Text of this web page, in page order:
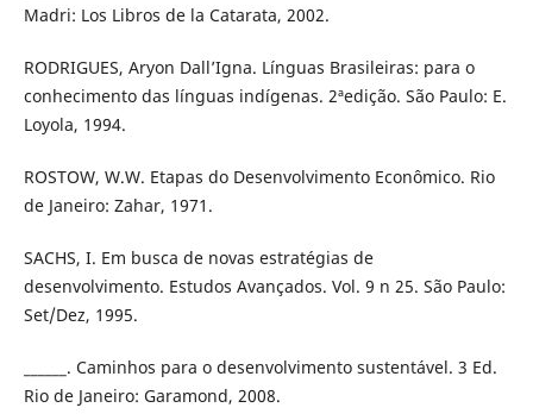
Madri: Los Libros de la Catarata, 2002.
RODRIGUES, Aryon Dall’Igna. Línguas Brasileiras: para o
conhecimento das línguas indígenas. 2ªedição. São Paulo: E.
Loyola, 1994.
ROSTOW, W.W. Etapas do Desenvolvimento Econômico. Rio
de Janeiro: Zahar, 1971.
SACHS, I. Em busca de novas estratégias de
desenvolvimento. Estudos Avançados. Vol. 9 n 25. São Paulo:
Set/Dez, 1995.
______. Caminhos para o desenvolvimento sustentável. 3 Ed.
Rio de Janeiro: Garamond, 2008.